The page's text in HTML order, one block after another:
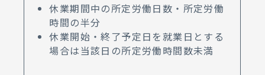
休業期間中の所定労働日数・所定労働
時間の半分
休業開始・終了予定日を就業日とする
場合は当該日の所定労働時間数未満